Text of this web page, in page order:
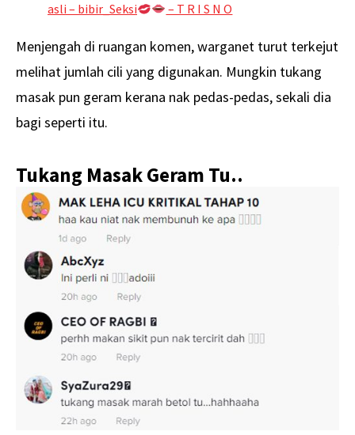
asli – bibir_Seksi
– T R I S N O
Menjengah di ruangan komen, warganet turut terkejut
melihat jumlah cili yang digunakan. Mungkin tukang
masak pun geram kerana nak pedas-pedas, sekali dia
bagi seperti itu.
Tukang Masak Geram Tu..